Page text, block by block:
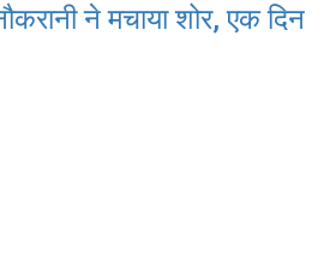
ने मचाया शोर, एक दिन